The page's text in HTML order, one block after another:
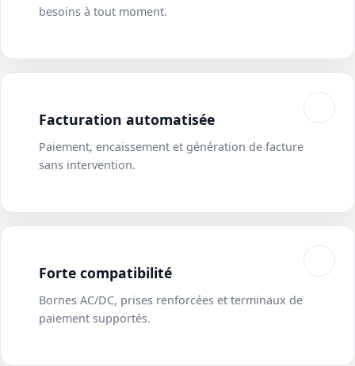
besoins à tout moment.
Facturation automatisée
Paiement, encaissement et génération de facture
sans intervention.
Forte compatibilité
Bornes AC/DC, prises renforcées et terminaux de
paiement supportés.